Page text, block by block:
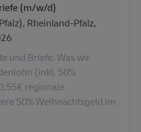
(m/w/d)
Rheinland-Pfalz,
und Briefe. Was wir
(inkl. 50%
regionale
50% Weihnachtsgeld im